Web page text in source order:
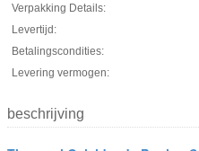
Verpakking Details:
Levertijd:
Betalingscondities:
Levering vermogen:
beschrijving